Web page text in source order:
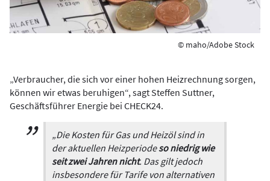
© maho/Adobe Stock
„Verbraucher, die sich vor einer hohen Heizrechnung sorgen,
können wir etwas beruhigen“, sagt Steffen Suttner,
Geschäftsführer Energie bei CHECK24.
„Die Kosten für Gas und Heizöl sind in
der aktuellen Heizperiodeso niedrig wie
seit zwei Jahren nicht. Das gilt jedoch
insbesondere für Tarife von alternativen